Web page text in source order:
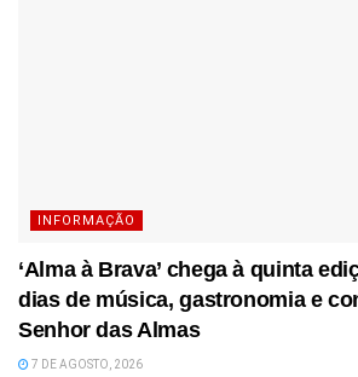
INFORMAÇÃO
‘Alma à Brava’ chega à quinta
dias de música, gastronomia e
Senhor das Almas
7 DE AGOSTO, 2026